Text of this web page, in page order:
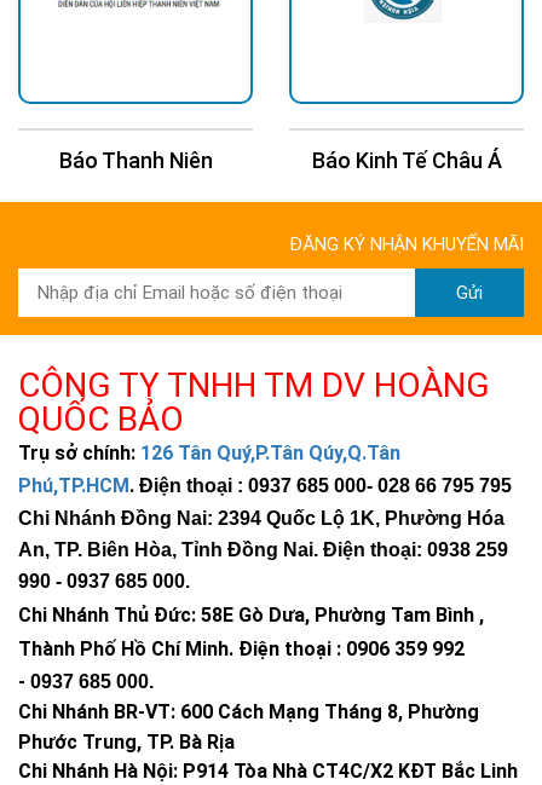
Báo Thanh Niên Báo Kinh Tế Châu Á
ĐĂNG KÝ NHẬN KHUYẾN MÃI
Gửi
CÔNG TY TNHH TM DV HOÀNG
QUỐC BẢO
Trụ sở chính: 126 Tân Quý,P.Tân Qúy,Q.Tân
Phú,TP.HCM . Điện thoại : 0937 685 000- 028 66 795 795
Chi Nhánh Đồng Nai: 2394 Quốc Lộ 1K, Phường Hóa
An, TP. Biên Hòa, Tỉnh Đồng Nai. Điện thoại: 0938 259
990 - 0937 685 000.
Chi Nhánh Thủ Đức: 58E Gò Dưa, Phường Tam Bình ,
Thành Phố Hồ Chí Minh. Điện thoại : 0906 359 992
- 0937 685 000.
Chi Nhánh BR-VT: 600 Cách Mạng Tháng 8, Phường
Phước Trung, TP. Bà Rịa
Chi Nhánh Hà Nội: P914 Tòa Nhà CT4C/X2 KĐT Bắc Linh